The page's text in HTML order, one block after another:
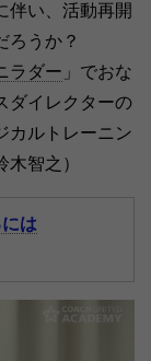
伴い、活動再開
ろうか？
ラダー 」でおな
ダイレクターの
カルトレーニン
智之）
は